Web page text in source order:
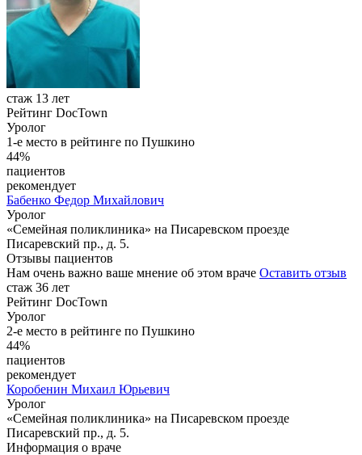
стаж 13 лет
Рейтинг DocTown
Уролог
1-е место в рейтинге по Пушкино
44%
пациентов
рекомендует
Бабенко Федор Михайлович
Уролог
«Семейная поликлиника» на Писаревском проезде
Писаревский пр., д. 5.
Отзывы пациентов
Нам очень важно ваше мнение об этом враче Оставить отзыв
стаж 36 лет
Рейтинг DocTown
Уролог
2-е место в рейтинге по Пушкино
44%
пациентов
рекомендует
Коробенин Михаил Юрьевич
Уролог
«Семейная поликлиника» на Писаревском проезде
Писаревский пр., д. 5.
Информация о враче